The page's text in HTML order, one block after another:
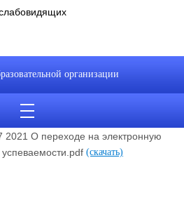
журнала
форму ведения журнала
2021 О переходе на электронную
(скачать)
организации